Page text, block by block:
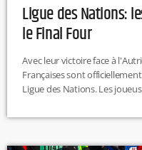
Ligue des Nations:
le Final Four
Avec leur victoire face à
Françaises sont
Ligue des Nations. Les